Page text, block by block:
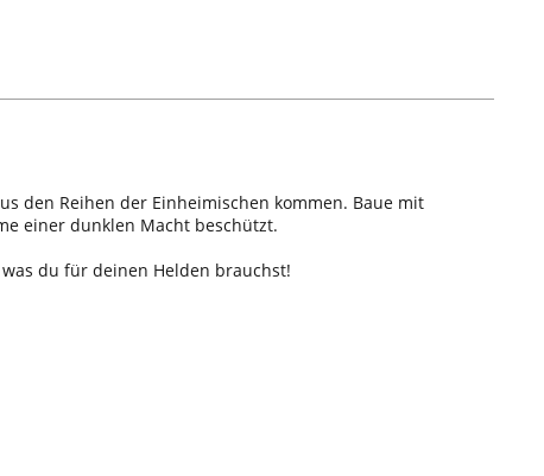
den Reihen der Einheimischen kommen. Baue mit
einer dunklen Macht beschützt.
du für deinen Helden brauchst!